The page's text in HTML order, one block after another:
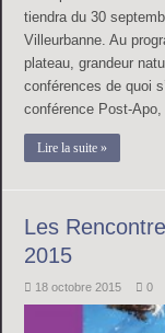
tiendra du 30
Villeurbanne. Au
plateau, grandeur
conférences de quoi
conférence Post-
Lire la suite »
Les
2015
18 octobre 2015 0